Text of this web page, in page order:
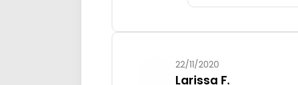
22/11/2020
Larissa F.